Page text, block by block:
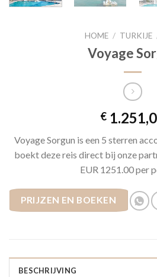
HOME / TURKIJE
Voyage
€
Voyage Sorgun is een 5 sterren
boekt deze reis direct bij onze
EUR 1251.00 per
PRIJZEN EN BOEKEN
BESCHRIJVING